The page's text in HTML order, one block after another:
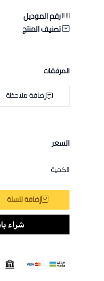
رقم الموديل
تصنيف المنتج
المرفقات
إضافة ملاحظة
السعر
الكمية
إضافة للسلة